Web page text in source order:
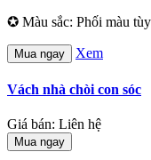
✪ Màu sắc: Phối màu
Mua ngay Xem
Vách nhà chòi con sóc
Giá bán: Liên hệ
Mua ngay